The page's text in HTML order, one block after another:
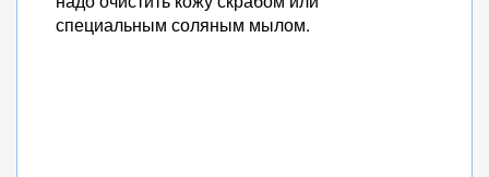
специальным соляным мылом.